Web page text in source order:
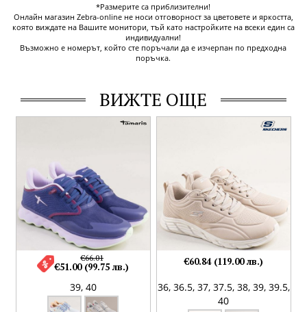
*Размерите са приблизителни!
Онлайн магазин Zebra-online не носи отговорност за цветовете и яркостта,
която виждате на Вашите монитори, тъй като настройките на всеки един са
индивидуални!
Възможно е номерът, който сте поръчали да е изчерпан по предходна
поръчка.
ВИЖТЕ ОЩЕ
39, 40
€66.01
€51.00 (99.75 лв.)
36, 36.5, 37, 37.5, 38, 39, 39.5,
40
€60.84 (119.00 лв.)